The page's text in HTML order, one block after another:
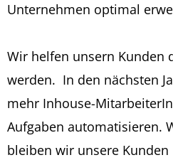
Unternehmen optimal
Wir helfen unsern Kunden
werden. In den nächsten
mehr Inhouse-
Aufgaben automatisieren.
bleiben wir unsere